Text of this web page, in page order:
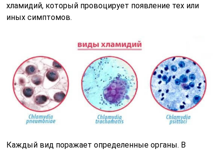
хламидий, который провоцирует появление тех или
иных симптомов.
Каждый вид поражает определенные органы. В